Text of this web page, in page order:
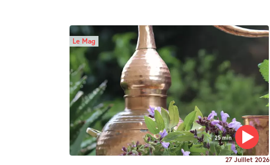
25 min
Le Mag
27 Juillet 2026